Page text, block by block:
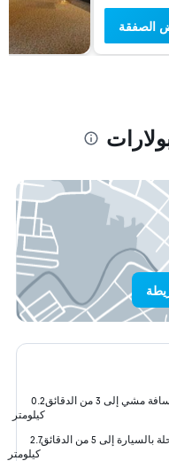
الصفقة
مشي إلى 3 من الدقائق
0.2
كيلومتر
بالسيارة إلى 5 من الدقائق
2.7
كيلومتر